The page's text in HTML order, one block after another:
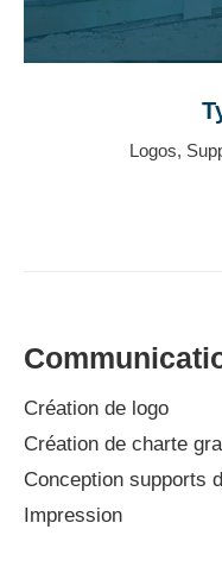
Logos,
Création de logo
Création de charte
Conception supports
Impression